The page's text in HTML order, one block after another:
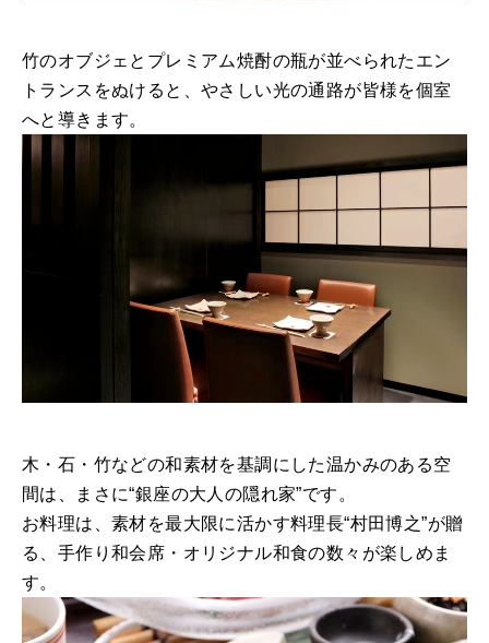
竹のオブジェとプレミアム焼酎の瓶が並べられたエン
トランスをぬけると、やさしい光の通路が皆様を個室
へと導きます。
木・石・竹などの和素材を基調にした温かみのある空
間は、まさに“銀座の大人の隠れ家”です。
お料理は、素材を最大限に活かす料理長“村田博之”が贈
る、手作り和会席・オリジナル和食の数々が楽しめま
す。